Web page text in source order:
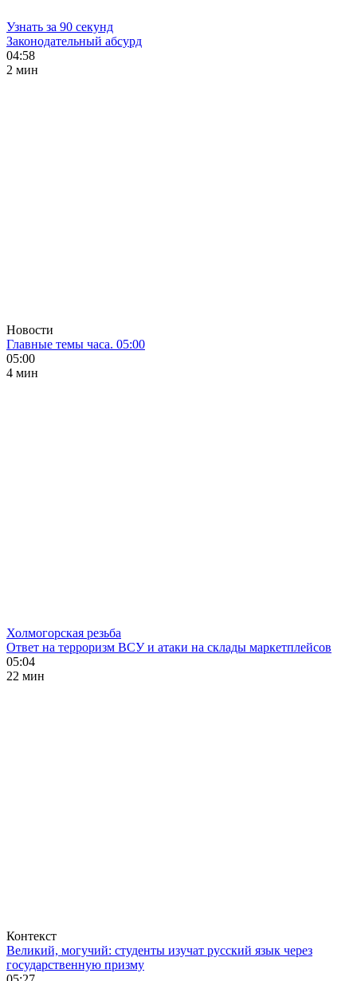
Узнать за 90 секунд
Законодательный абсурд
04:58
2 мин
Новости
Главные темы часа. 05:00
05:00
4 мин
Холмогорская резьба
Ответ на терроризм ВСУ и атаки на склады маркетплейсов
05:04
22 мин
Контекст
Великий, могучий: студенты изучат русский язык через
государственную призму